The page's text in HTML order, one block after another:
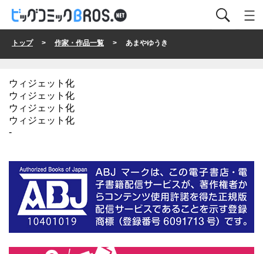
トップ> 作家・作品一覧 > あまやゆうき
ウィジェット化
ウィジェット化
ウィジェット化
ウィジェット化
-